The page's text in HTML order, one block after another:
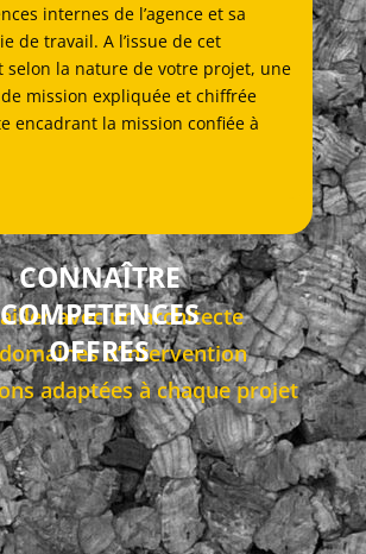
internes de l’agence et sa
de travail. A l’issue de cet
selon la nature de votre projet, une
mission expliquée et chiffrée
encadrant la mission confiée à
CONNAÎTRE
avec un architecte
COMPETENCES
d’intervention
OFFRES
adaptées à chaque projet